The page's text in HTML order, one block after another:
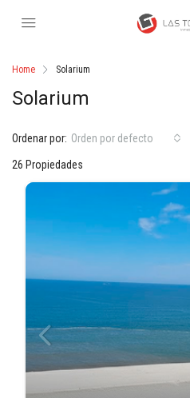
Home Solarium
Solarium
26 Propiedades
Ordenar por: Orden por defecto